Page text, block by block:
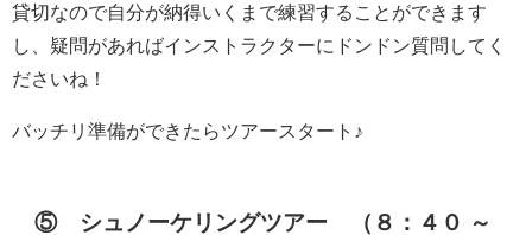
貸切なので自分が納得いくまで練習することができます
し、疑問があればインストラクターにドンドン質問してく
ださいね！
バッチリ準備ができたらツアースタート♪
⑤ シュノーケリングツアー （８：４０ ～